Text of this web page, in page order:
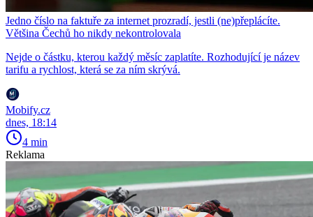
Jedno číslo na faktuře za internet prozradí, jestli (ne)přeplácíte.
Většina Čechů ho nikdy nekontrolovala
Nejde o částku, kterou každý měsíc zaplatíte. Rozhodující je název
tarifu a rychlost, která se za ním skrývá.
Mobify.cz
dnes, 18:14
4 min
Reklama